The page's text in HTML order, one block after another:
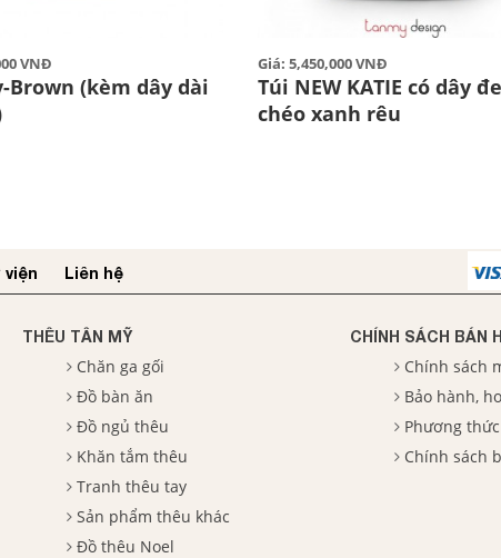
VNĐ
Brown (kèm dây dài
Giá: 5,450,000 VNĐ
Túi NEW KATIE có dây
chéo xanh rêu
viện Liên hệ
THÊU TÂN MỸ
Chăn ga gối
Đồ bàn ăn
Đồ ngủ thêu
Khăn tắm thêu
Tranh thêu tay
Sản phẩm thêu khác
Đồ thêu Noel
CHÍNH SÁCH BÁN
Chính sách
Bảo hành,
Phương
Chính sách